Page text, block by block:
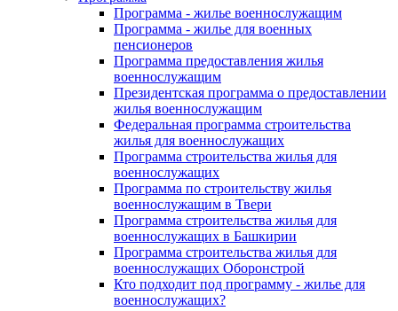
Программа - жилье военнослужащим
Программа - жилье для военных
пенсионеров
Программа предоставления жилья
военнослужащим
Президентская программа о предоставлении
жилья военнослужащим
Федеральная программа строительства
жилья для военнослужащих
Программа строительства жилья для
военнослужащих
Программа по строительству жилья
военнослужащим в Твери
Программа строительства жилья для
военнослужащих в Башкирии
Программа строительства жилья для
военнослужащих Оборонстрой
Кто подходит под программу - жилье для
военнослужащих?